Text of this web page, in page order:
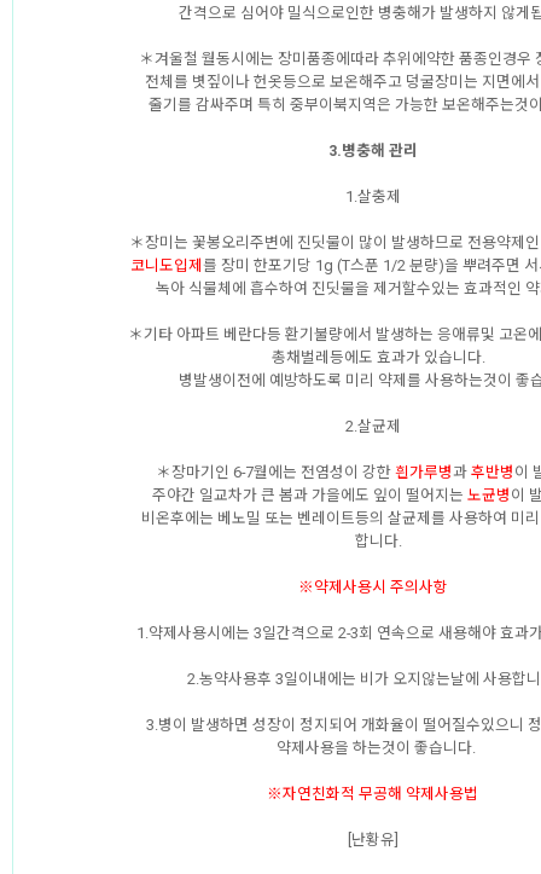
간격으로 심어야 밀식으로인한 병충해가 발생하지 않게
＊겨울철 월동시에는 장미품종에따라 추위에약한 품종인경우
전체를 볏짚이나 헌옷등으로 보온해주고 덩굴장미는 지면에
줄기를 감싸주며 특히 중부이북지역은 가능한 보온해주는것
3.병충해 관리
1.살충제
＊장미는 꽃봉오리주변에 진딧물이 많이 발생하므로 전용약제
코니도입제를 장미 한포기당 1g (T스푼 1/2 분량)을 뿌려주면
녹아 식물체에 흡수하여 진딧물을 제거할수있는 효과적인
＊기타 아파트 베란다등 환기불량에서 발생하는 응애류및 고온
총채벌레등에도 효과가 있습니다.
병발생이전에 예방하도록 미리 약제를 사용하는것이 좋
2.살균제
＊장마기인 6-7월에는 전염성이 강한흰가루병과후반병이
주야간 일교차가 큰 봄과 가을에도 잎이 떨어지는 노균병이
비온후에는 베노밀 또는 벤레이트등의 살균제를 사용하여 미
합니다.
※약제사용시 주의사항
1.약제사용시에는 3일간격으로 2-3회 연속으로 새용해야 효과
2.농약사용후 3일이내에는 비가 오지않는날에 사용합
3.병이 발생하면 성장이 정지되어 개화율이 떨어질수있으니
약제사용을 하는것이 좋습니다.
※자연친화적 무공해 약제사용법
[난황유]